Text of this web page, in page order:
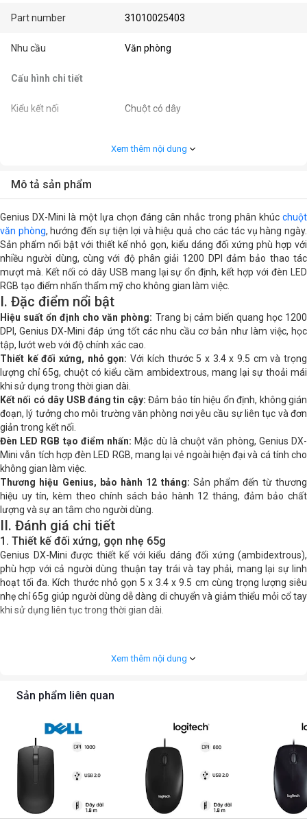
Part number 31010025403
Nhu cầu Văn phòng
Cấu hình chi tiết
Kiểu kết nối Chuột có dây
Kết nối USB
Kiểu cầm Ambidextrous / Đối xứng
Độ phân giải (CPI/DPI) 1200DPI
Dạng cảm biến Optical
Tên cảm biến Cảm biến quang học
Số nút bấm 3
Kích thước 5 x 3.4 x 9.5 cm
Khối lượng 65g
Xem thêm nội dung
Mô tả sản phẩm
Genius DX-Mini là một lựa chọn đáng cân nhắc trong phân khúc chuột
văn phòng, hướng đến sự tiện lợi và hiệu quả cho các tác vụ hàng ngày.
Sản phẩm nổi bật với thiết kế nhỏ gọn, kiểu dáng đối xứng phù hợp với
nhiều người dùng, cùng với độ phân giải 1200 DPI đảm bảo thao tác
mượt mà. Kết nối có dây USB mang lại sự ổn định, kết hợp với đèn LED
RGB tạo điểm nhấn thẩm mỹ cho không gian làm việc.
I. Đặc điểm nổi bật
Hiệu suất ổn định cho văn phòng: Trang bị cảm biến quang học 1200
DPI, Genius DX-Mini đáp ứng tốt các nhu cầu cơ bản như làm việc, học
tập, lướt web với độ chính xác cao.
Thiết kế đối xứng, nhỏ gọn: Với kích thước 5 x 3.4 x 9.5 cm và trọng
lượng chỉ 65g, chuột có kiểu cầm ambidextrous, mang lại sự thoải mái
khi sử dụng trong thời gian dài.
Kết nối có dây USB đáng tin cậy: Đảm bảo tín hiệu ổn định, không gián
đoạn, lý tưởng cho môi trường văn phòng nơi yêu cầu sự liên tục và đơn
giản trong kết nối.
Đèn LED RGB tạo điểm nhấn: Mặc dù là chuột văn phòng, Genius DX-
Mini vẫn tích hợp đèn LED RGB, mang lại vẻ ngoài hiện đại và cá tính cho
không gian làm việc.
Thương hiệu Genius, bảo hành 12 tháng: Sản phẩm đến từ thương
hiệu uy tín, kèm theo chính sách bảo hành 12 tháng, đảm bảo chất
lượng và sự an tâm cho người dùng.
II. Đánh giá chi tiết
1. Thiết kế đối xứng, gọn nhẹ 65g
Genius DX-Mini được thiết kế với kiểu dáng đối xứng (ambidextrous),
phù hợp với cả người dùng thuận tay trái và tay phải, mang lại sự linh
hoạt tối đa. Kích thước nhỏ gọn 5 x 3.4 x 9.5 cm cùng trọng lượng siêu
nhẹ chỉ 65g giúp người dùng dễ dàng di chuyển và giảm thiểu mỏi cổ tay
khi sử dụng liên tục trong thời gian dài.
Xem thêm nội dung
Sản phẩm liên quan